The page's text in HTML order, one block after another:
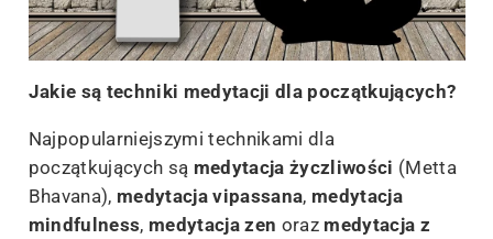
Jakie są techniki medytacji dla początkujących?
Najpopularniejszymi technikami dla
początkujących są medytacja życzliwości (Metta
Bhavana), medytacja vipassana, medytacja
mindfulness, medytacja zen oraz medytacja z